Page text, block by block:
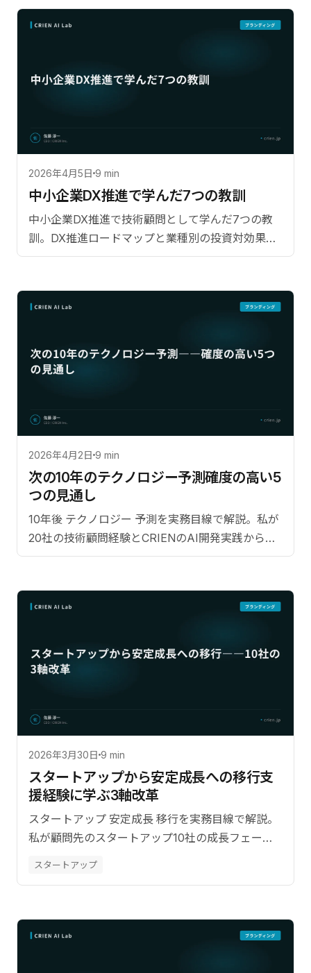
2026年4月5日 9 min
中小企業DX推進で学んだ7つの教訓
中小企業DX推進で技術顧問として学んだ7つの教
訓。DX推進ロードマップと業種別の投資対効果デ
ータを公開。
2026年4月2日 9 min
次の10年のテクノロジー予測――確度の高い5
つの見通し
10年後 テクノロジー 予測を実務目線で解説。私が
20社の技術顧問経験とCRIENのAI開発実践から見
える次の10年の予測。
2026年3月30日 9 min
スタートアップから安定成長への移行――支
援経験に学ぶ3軸改革
スタートアップ 安定成長 移行を実務目線で解説。
私が顧問先のスタートアップ10社の成長フェーズ
スタートアップ